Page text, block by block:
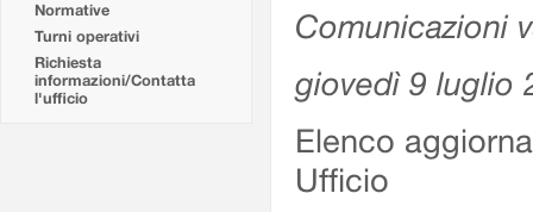
Normative
Turni operativi
Richiesta
informazioni/Contatta
l'ufficio
Comunicazioni
giovedì 9 luglio
Elenco
Ufficio